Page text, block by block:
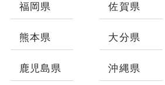
福岡県 佐賀県
熊本県 大分県
鹿児島県 沖縄県